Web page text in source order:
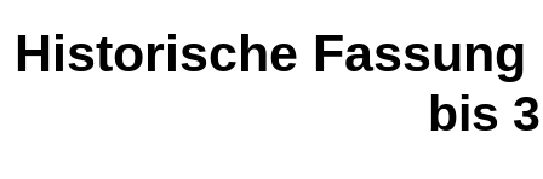
Historische Fassung
bis